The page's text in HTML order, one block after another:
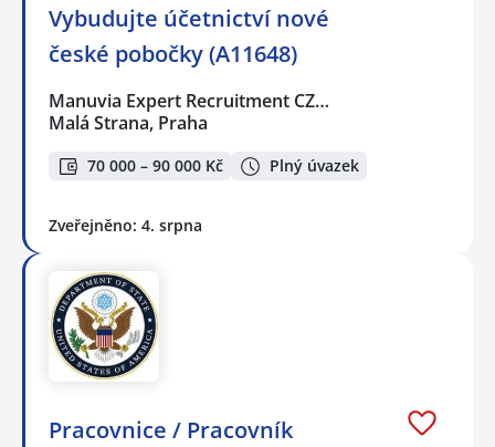
Vybudujte účetnictví nové
české pobočky (A11648)
Manuvia Expert Recruitment CZ…
Malá Strana, Praha
70 000 – 90 000 Kč Plný úvazek
Zveřejněno: 4. srpna
Pracovnice / Pracovník